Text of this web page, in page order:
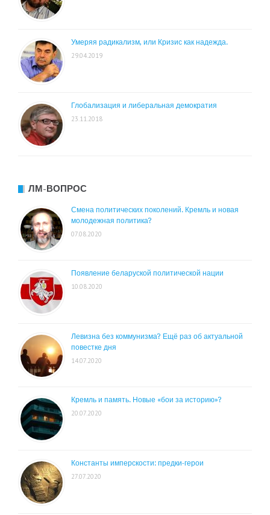
Умеряя радикализм, или Кризис как надежда.
29.04.2019
Глобализация и либеральная демократия
23.11.2018
ЛМ-ВОПРОС
Смена политических поколений. Кремль и новая
молодежная политика?
07.08.2020
Появление беларуской политической нации
10.08.2020
Левизна без коммунизма? Ещё раз об актуальной
повестке дня
14.07.2020
Кремль и память. Новые «бои за историю»?
20.07.2020
Константы имперскости: предки-герои
27.07.2020